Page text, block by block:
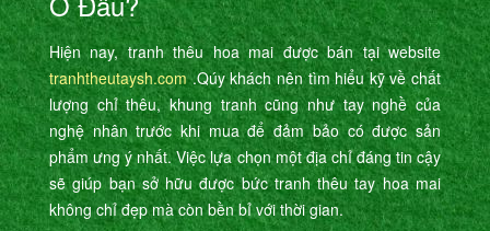
Hiện nay, tranh thêu hoa mai được bán tại website
tranhtheutaysh.com.Qúy khách nên tìm hiểu kỹ về chất
lượng chỉ thêu, khung tranh cũng như tay nghề của
nghệ nhân trước khi mua để đảm bảo có được sản
phẩm ưng ý nhất. Việc lựa chọn một địa chỉ đáng tin cậy
sẽ giúp bạn sở hữu được bức tranh thêu tay hoa mai
không chỉ đẹp mà còn bền bỉ với thời gian.